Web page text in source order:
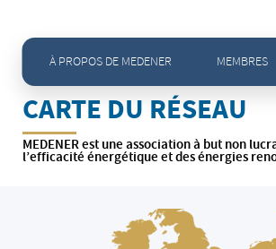
À PROPOS DE MEDENER MEMBRES
Accueil> Membres - Carte du réseau
CARTE DU RÉSEAU
MEDENER est une association à but non
l’efficacité énergétique et des énergies